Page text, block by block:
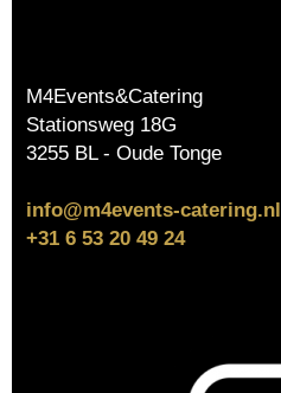
M4Events&Catering
Stationsweg 18G
3255 BL - Oude Tonge
info@m4events-catering.nl
+31 6 53 20 49 24